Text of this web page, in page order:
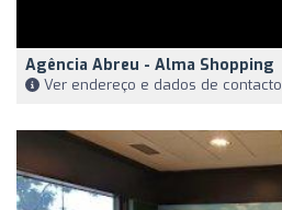
Agência Abreu - Alma Shopping
Ver endereço e dados de contacto